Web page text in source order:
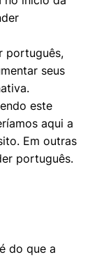
português,
seus
este
aqui a
Em outras
português.
do que a